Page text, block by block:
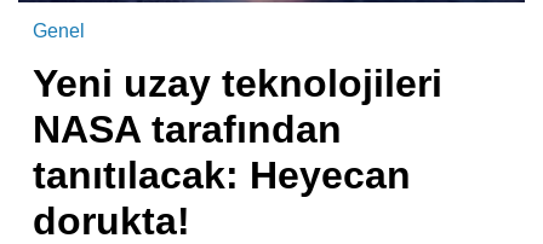
Genel
Yeni uzay teknolojileri
NASA tarafından
tanıtılacak: Heyecan
dorukta!